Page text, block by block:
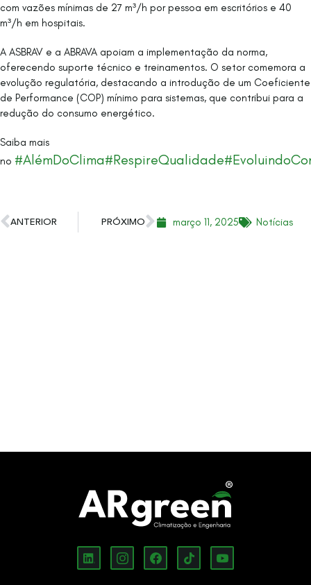
com vazões mínimas de 27 m³/h por pessoa em escritórios e 40
m³/h em hospitais.
A ASBRAV e a ABRAVA apoiam a implementação da norma,
oferecendo suporte técnico e treinamentos. O setor comemora a
evolução regulatória, destacando a introdução de um Coeficiente
de Performance (COP) mínimo para sistemas, que contribui para a
redução do consumo energético.
Saiba mais
no #AlémDoClima#RespireQualidade
ANTERIOR PRÓXIMO março 11, 2025 Notícias